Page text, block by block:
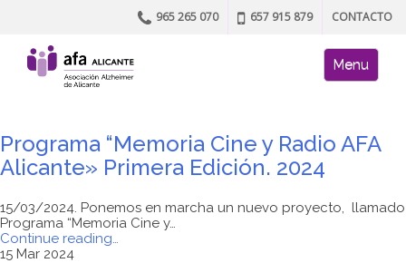
965 265 070 657 915 879 CONTACTO
AFA site
Skip to content
Menu
Programa “Memoria Cine y Radio AFA
Alicante» Primera Edición. 2024
15/03/2024. Ponemos en marcha un nuevo proyecto, llamado
Programa “Memoria Cine y…
Continue reading…
15 Mar 2024